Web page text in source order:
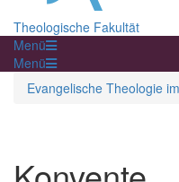
Theologische Fakultät
Menü
Menü
Evangelische Theologie